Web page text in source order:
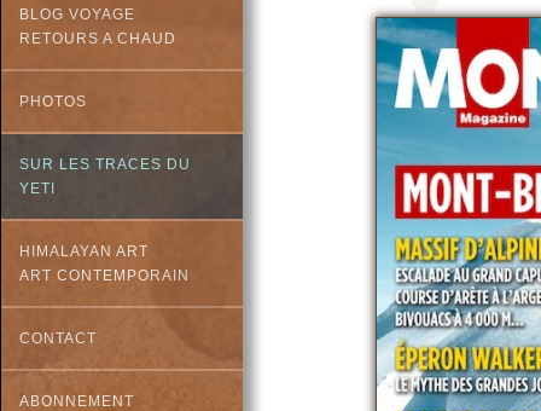
BLOG VOYAGE
RETOURS A CHAUD
PHOTOS
SUR LES TRACES DU
YETI
HIMALAYAN ART
ART CONTEMPORAIN
CONTACT
ABONNEMENT